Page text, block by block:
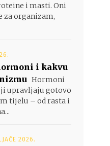
i masti. Oni
za organizam,
i kakvu
Hormoni
upravljaju gotovo
tijelu – od rasta i
2026.